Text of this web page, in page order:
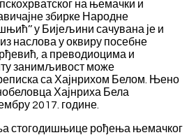
на њемачки и
збирке Народне
у Бијељини сачувана је и
наслова у оквиру посебне
а преводиоцима и
занимљивост може
са Хајнрихом Белом. Њено
Хајнриха Бела
2017. године.
стогодишњице рођења њемачког